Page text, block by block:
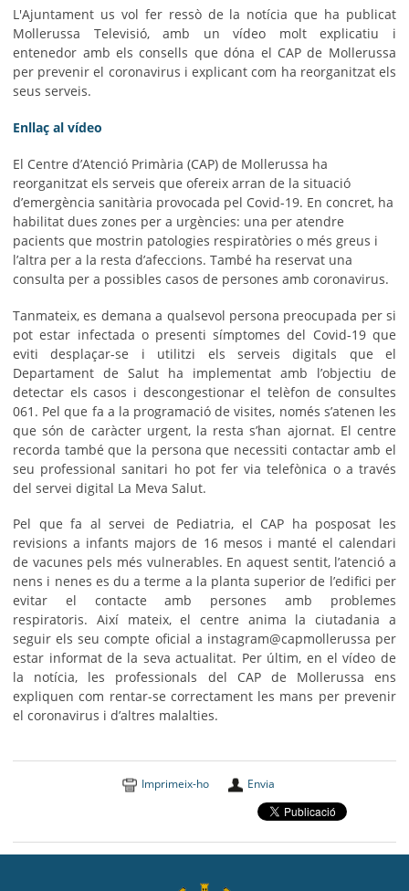
L'Ajuntament us vol fer ressò de la notícia que ha publicat
Mollerussa Televisió, amb un vídeo molt explicatiu i
entenedor amb els consells que dóna el CAP de Mollerussa
per prevenir el coronavirus i explicant com ha reorganitzat els
seus serveis.
Enllaç al vídeo
El Centre d’Atenció Primària (CAP) de Mollerussa ha
reorganitzat els serveis que ofereix arran de la situació
d’emergència sanitària provocada pel Covid-19. En concret, ha
habilitat dues zones per a urgències: una per atendre
pacients que mostrin patologies respiratòries o més greus i
l’altra per a la resta d’afeccions. També ha reservat una
consulta per a possibles casos de persones amb coronavirus.
Tanmateix, es demana a qualsevol persona preocupada per si
pot estar infectada o presenti símptomes del Covid-19 que
eviti desplaçar-se i utilitzi els serveis digitals que el
Departament de Salut ha implementat amb l’objectiu de
detectar els casos i descongestionar el telèfon de consultes
061. Pel que fa a la programació de visites, només s’atenen les
que són de caràcter urgent, la resta s’han ajornat. El centre
recorda també que la persona que necessiti contactar amb el
seu professional sanitari ho pot fer via telefònica o a través
del servei digital La Meva Salut.
Pel que fa al servei de Pediatria, el CAP ha posposat les
revisions a infants majors de 16 mesos i manté el calendari
de vacunes pels més vulnerables. En aquest sentit, l’atenció a
nens i nenes es du a terme a la planta superior de l’edifici per
evitar el contacte amb persones amb problemes
respiratoris. Així mateix, el centre anima la ciutadania a
seguir els seu compte oficial a instagram@capmollerussa per
estar informat de la seva actualitat. Per últim, en el vídeo de
la notícia, les professionals del CAP de Mollerussa ens
expliquen com rentar-se correctament les mans per prevenir
el coronavirus i d’altres malalties.
Imprimeix-ho Envia